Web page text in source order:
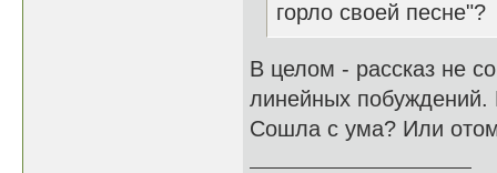
горло своей песне"?
В целом - рассказ не
линейных побуждений.
Сошла с ума? Или